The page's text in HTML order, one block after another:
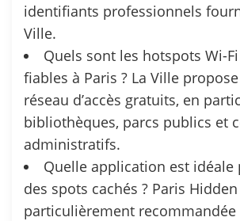
identifiants professionnels
Ville.
Quels sont les hotspots Wi-
fiables à Paris ? La Ville
réseau d’accès gratuits, en
bibliothèques, parcs publics et
administratifs.
Quelle application est
des spots cachés ? Paris
particulièrement recommandée